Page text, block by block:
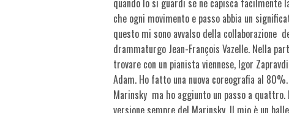
quando lo si guardi se ne capisca facilmente
che ogni movimento e passo abbia un
questo mi sono avvalso della collaborazione
drammaturgo Jean-François Vazelle. Nella
trovare con un pianista viennese, Igor
Adam. Ho fatto una nuova coreografia al
Marinsky ma ho aggiunto un passo a
versione sempre del Marinsky. Il mio è un